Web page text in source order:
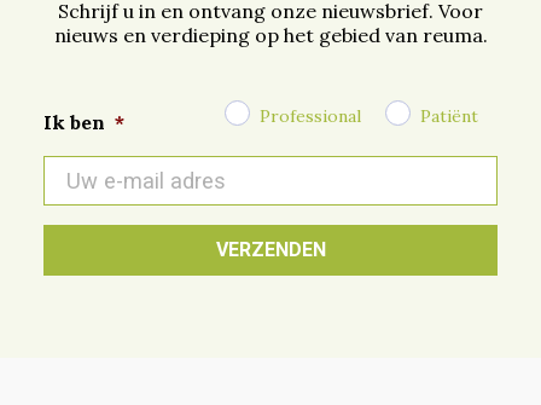
Schrijf u in en ontvang onze nieuwsbrief. Voor
nieuws en verdieping op het gebied van reuma.
Ik ben * Professional Patiënt
mail
*